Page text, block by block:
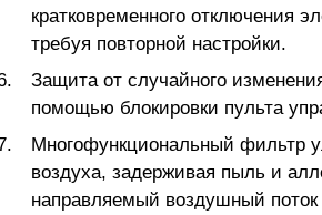
кратковременного отключения
требуя повторной настройки.
Защита от случайного
помощью блокировки пульта
Многофункциональный фильтр
воздуха, задерживая пыль и
направляемый воздушный поток